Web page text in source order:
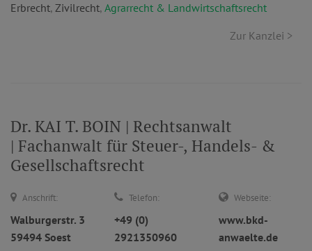
Erbrecht, Zivilrecht, Agrarrecht & Landwirtschaftsrecht
Zur Kanzlei >
Dr. KAI T. BOIN | Rechtsanwalt
| Fachanwalt für Steuer-, Handels- &
Gesellschaftsrecht
Anschrift:
Walburgerstr. 3
59494 Soest
Telefon:
+49 (0)
2921350960
Webseite:
www.bkd-
anwaelte.de